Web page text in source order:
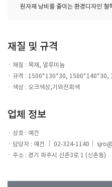
원자재 낭비를 줄이는 환경디자인 철
재질 및 규격
재질 : 목재, 알루미늄
규격 : 1500*130*30, 1500*140*30,
색상 : 오크색상,기와진회색
업체 정보
상호 : 예건
담당자 : 예건 ｜ 02-324-1140｜
주소 : 경기 파주시 신촌3로 1 (신촌동)